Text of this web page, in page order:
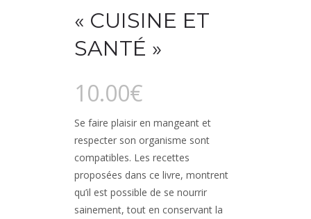
« CUISINE ET
SANTÉ »
10.00€
Se faire plaisir en mangeant et
respecter son organisme sont
compatibles. Les recettes
proposées dans ce livre, montrent
qu’il est possible de se nourrir
sainement, tout en conservant la